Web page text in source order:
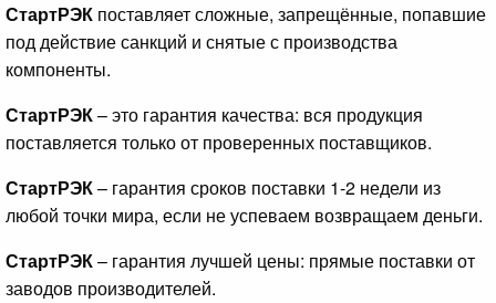
СтартРЭК поставляет сложные, запрещённые, попавшие
под действие санкций и снятые с производства
компоненты.
СтартРЭК– это гарантия качества: вся продукция
поставляется только от проверенных поставщиков.
СтартРЭК– гарантия сроков поставки 1-2 недели из
любой точки мира, если не успеваем возвращаем деньги.
СтартРЭК– гарантия лучшей цены: прямые поставки от
заводов производителей.